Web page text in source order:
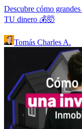
Descubre cómo
TU dinero 💰🤯
Tomás Charles A.